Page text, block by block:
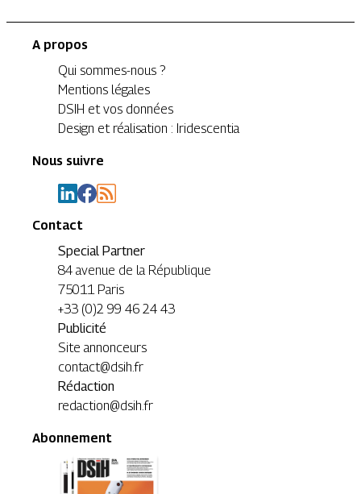
A propos
Qui sommes-nous ?
Mentions légales
DSIH et vos données
Design et réalisation : Iridescentia
Nous suivre
Contact
Special Partner
84 avenue de la République
75011 Paris
+33 (0)2 99 46 24 43
Publicité
Site annonceurs
contact@dsih.fr
Rédaction
redaction@dsih.fr
Abonnement